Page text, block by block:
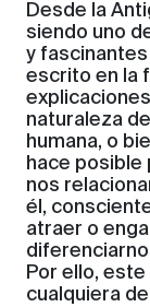
Desde la
siendo uno
y fascinantes
escrito en la
naturaleza
humana, o
hace posible
nos
él,
atraer o
Por ello,
cualquiera